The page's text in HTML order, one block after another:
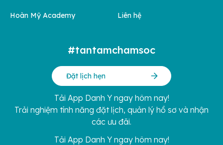
Hoàn Mỹ Academy Liên hệ
#tantamchamsoc
Đặt lịch hẹn
Tải App Danh Y ngay hôm nay!
Trải nghiệm tính năng đặt lịch, quản lý hồ sơ và nhận
các ưu đãi.
Tải App Danh Y ngay hôm nay!